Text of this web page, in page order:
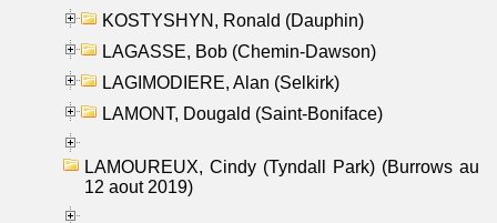
KOSTYSHYN, Ronald (Dauphin)
LAGASSE, Bob (Chemin-Dawson)
LAGIMODIERE, Alan (Selkirk)
LAMONT, Dougald (Saint-Boniface)
LAMOUREUX, Cindy (Tyndall Park) (Burrows au
12 aout 2019)